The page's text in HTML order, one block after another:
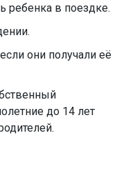
ребенка в поездке.
они получали её
до 14 лет